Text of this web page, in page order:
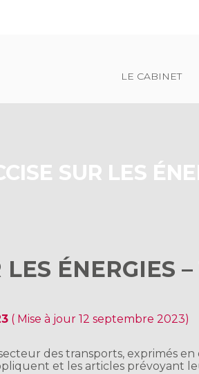
Principal
LE CABINET
SUR LES
LES ÉNERGIES
( Mise à jour 12 septembre 2023)
des transports, exprimés
et les articles prévoyant